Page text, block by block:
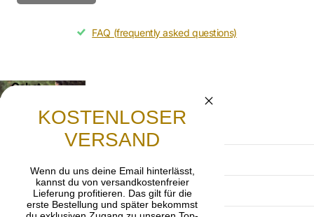
FAQ (frequently asked questions)
Gebet
Lasst uns beten, dass die frohe Botschaft von
Jesus Christus weitergetragen wird.
Datenschutzerklärung
KOSTENLOSER
VERSAND
Wenn du uns deine Email hinterlässt,
kannst du von versandkostenfreier
Lieferung profitieren. Das gilt für die
erste Bestellung und später bekommst